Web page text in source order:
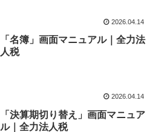
2026.04.14
「名簿」画面マニュアル｜全力法
人税
2026.04.14
「決算期切り替え」画面マニュア
ル｜全力法人税